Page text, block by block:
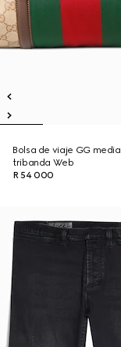
Bolsa de viaje GG
tribanda Web
R 54 000